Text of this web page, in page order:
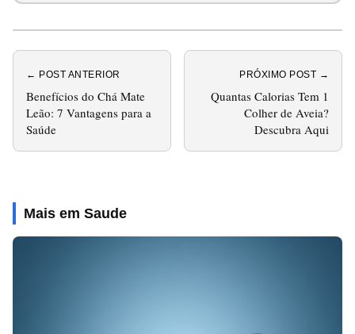
← POST ANTERIOR
Benefícios do Chá Mate
Leão: 7 Vantagens para a
Saúde
PRÓXIMO POST →
Quantas Calorias Tem 1
Colher de Aveia?
Descubra Aqui
Mais em Saude